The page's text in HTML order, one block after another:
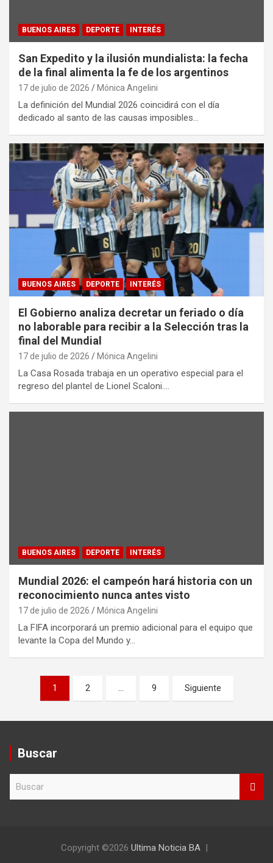
BUENOS AIRES DEPORTE INTERÉS
San Expedito y la ilusión mundialista: la fecha
de la final alimenta la fe de los argentinos
17 de julio de 2026 Mónica Angelini
La definición del Mundial 2026 coincidirá con el día
dedicado al santo de las causas imposibles…
BUENOS AIRES DEPORTE INTERÉS
El Gobierno analiza decretar un feriado o día
no laborable para recibir a la Selección tras la
final del Mundial
17 de julio de 2026 Mónica Angelini
La Casa Rosada trabaja en un operativo especial para el
regreso del plantel de Lionel Scaloni.…
BUENOS AIRES DEPORTE INTERÉS
Mundial 2026: el campeón hará historia con un
reconocimiento nunca antes visto
17 de julio de 2026 Mónica Angelini
La FIFA incorporará un premio adicional para el equipo que
levante la Copa del Mundo y…
Paginación
entradas
1 2 … 9 Siguiente
Buscar
Copyright ©2026 Ultima Noticia BA